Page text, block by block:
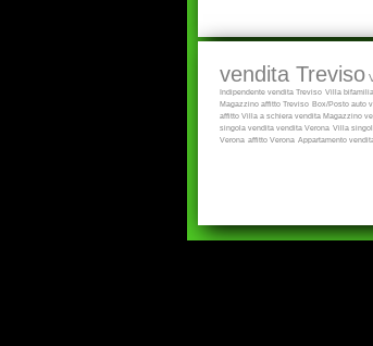
vendita Treviso
Indipendente vendita Treviso Villa
Magazzino affitto Treviso Box/Posto auto
affitto Villa a schiera vendita Magazzino
singola vendita vendita Verona Villa
Verona affitto Verona Appartamento